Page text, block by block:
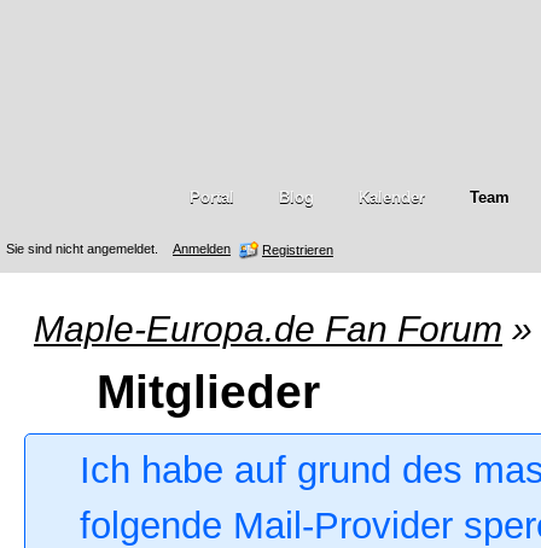
Sie sind nicht angemeldet. Anmelden Registrieren
Portal Blog Kalender Team
Maple-Europa.de Fan Forum »
Mitglieder
Ich habe auf grund des
folgende Mail-Provider